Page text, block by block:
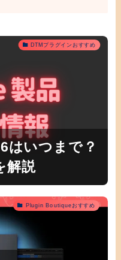
DTMプラグインおすすめ
はいつまで？
解説
Plugin Boutiqueおすすめ